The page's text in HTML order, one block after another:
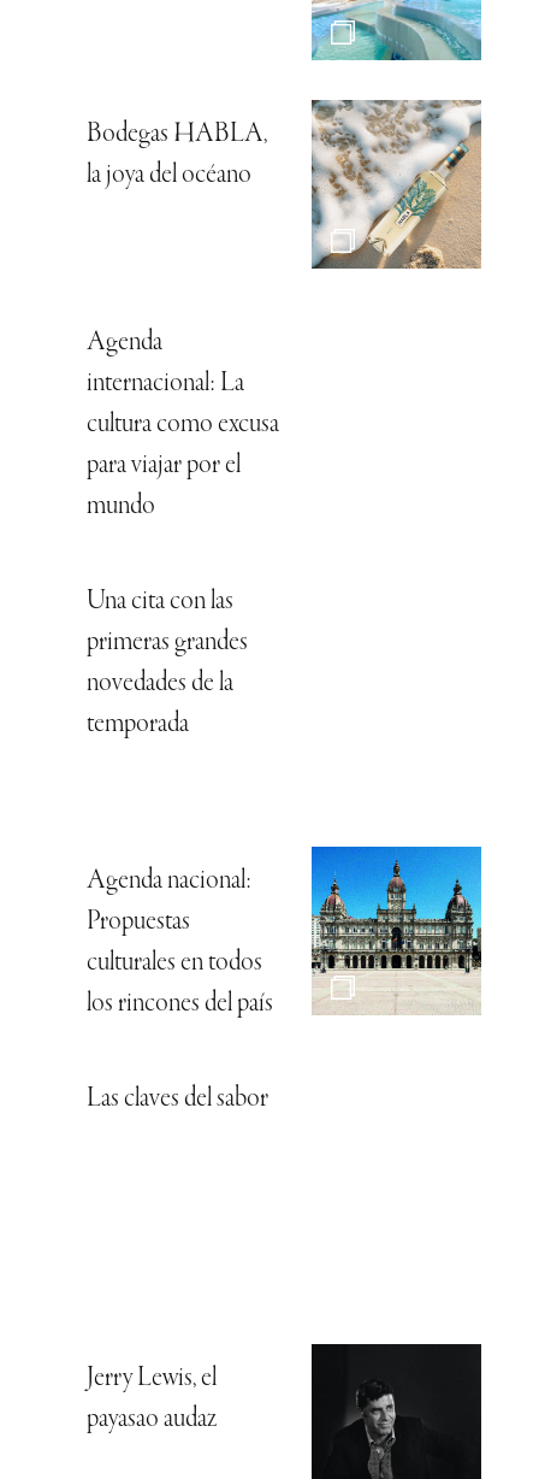
Bodegas HABLA,
la joya del océano
Agenda
internacional: La
cultura como excusa
para viajar por el
mundo
Una cita con las
primeras grandes
novedades de la
temporada
Agenda nacional:
Propuestas
culturales en todos
los rincones del país
Las claves del sabor
Jerry Lewis, el
payasao audaz